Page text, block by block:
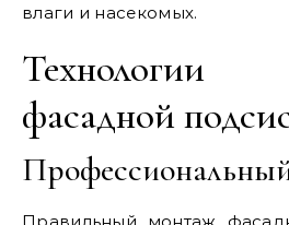
влаги и насекомых.
фасадной